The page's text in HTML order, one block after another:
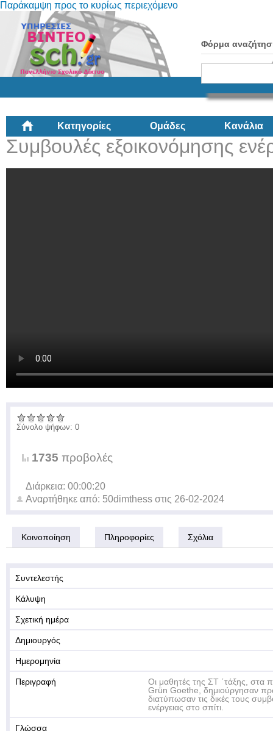
Παράκαμψη προς το κυρίως περιεχόμενο
Φόρμα
Κατηγορίες Ομάδες Κανάλια
Συμβουλές εξοικονόμησης
Σύνολο ψήφων: 0
1735 προβολές
Διάρκεια: 00:00:20
Αναρτήθηκε από: 50dimthess στις 26-02-2024
Κοινοποίηση Πληροφορίες Σχόλια
Συντελεστής
Κάλυψη
Σχετική ημέρα
Δημιουργός
Ημερομηνία
Περιγραφή
Οι μαθητές της ΣΤ ΄τάξης, στα
Grün Goethe, δημιούργησαν
διατύπωσαν τις δικές τους
ενέργειας στο σπίτι.
Γλώσσα